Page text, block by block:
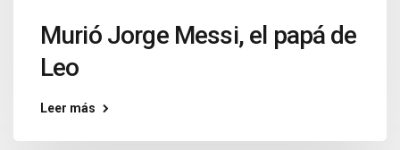
Murió Jorge Messi, el papá de
Leo
Leer más